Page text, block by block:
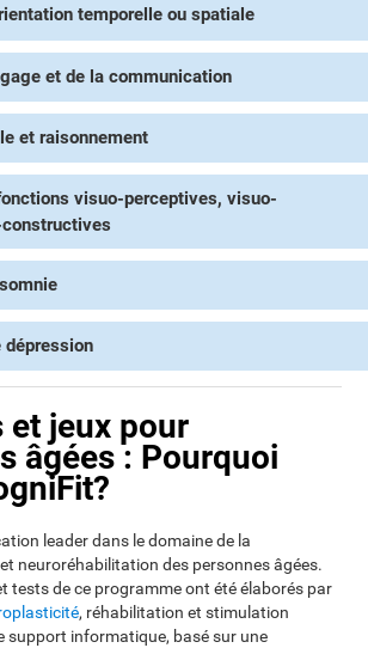
temporelle ou spatiale
et de la communication
et raisonnement
visuo-perceptives, visuo-
dépression
et jeux pour
âgées : Pourquoi
leader dans le domaine de la
neuroréhabilitation des personnes âgées.
tests de ce programme ont été élaborés par
, réhabilitation et stimulation
support informatique, basé sur une